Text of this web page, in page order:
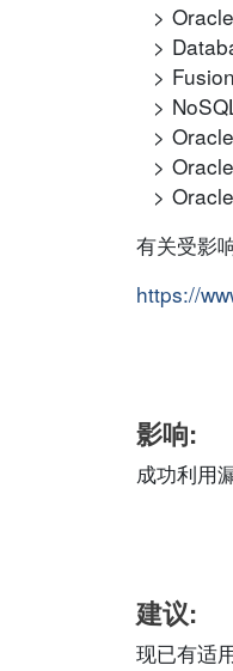
有关受影
https://
影响:
成功利用
建议:
现已有适